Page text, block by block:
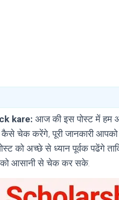
kare: आज की इस पोस्ट में हम
चेक करेंगे, पूरी जानकारी आपको
को अच्छे से ध्यान पूर्वक पढेंगे
को आसानी से चेक कर सके.